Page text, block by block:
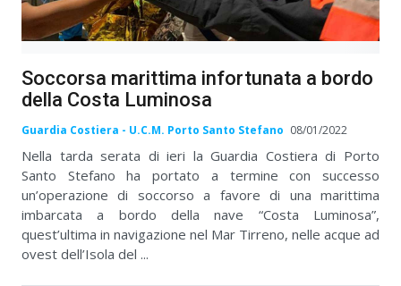
Soccorsa marittima infortunata a bordo
della Costa Luminosa
Guardia Costiera - U.C.M. Porto Santo Stefano 08/01/2022
Nella tarda serata di ieri la Guardia Costiera di Porto
Santo Stefano ha portato a termine con successo
un’operazione di soccorso a favore di una marittima
imbarcata a bordo della nave “Costa Luminosa”,
quest’ultima in navigazione nel Mar Tirreno, nelle acque ad
ovest dell’Isola del ...